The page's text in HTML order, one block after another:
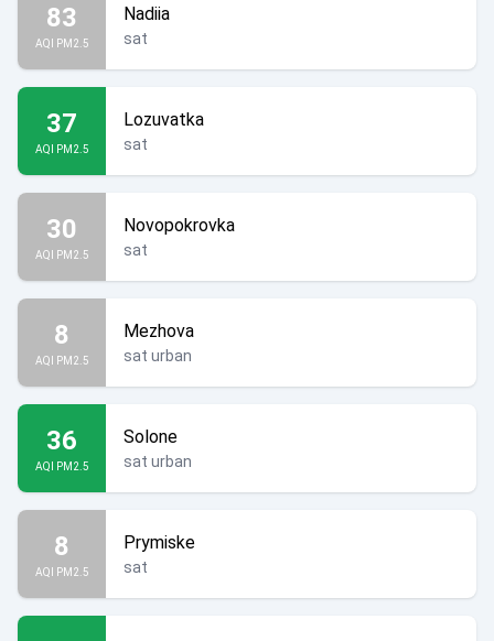
83
AQI PM2.5
Nadiia
sat
37
AQI PM2.5
Lozuvatka
sat
30
AQI PM2.5
Novopokrovka
sat
8
AQI PM2.5
Mezhova
sat urban
36
AQI PM2.5
Solone
sat urban
8
AQI PM2.5
Prymiske
sat